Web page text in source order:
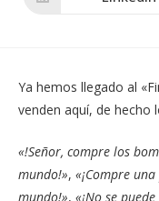
nueva
Ya hemos llegado al
venden aquí, de hecho
«!Señor, compre los
mundo!», «¡Compre
mundo!», «¡No se